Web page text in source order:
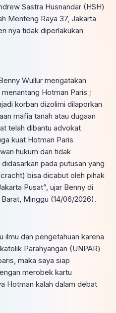
Sastra Husnandar (HSH)
Menteng Raya 37, Jakarta
nya tidak diperlakukan
Wullur mengatakan
Hotman Paris ;
korban dizolimi dilaporkan
mafia tanah atau dugaan
telah dibantu advokat
kuat Hotman Paris
hukum dan tidak
pada putusan yang
bisa dicabut oleh pihak
Pusat”, ujar Benny di
Minggu (14/06/2026).
ilmu dan pengetahuan karena
Parahyangan (UNPAR)
maka saya siap
merobek kartu
Hotman kalah dalam debat